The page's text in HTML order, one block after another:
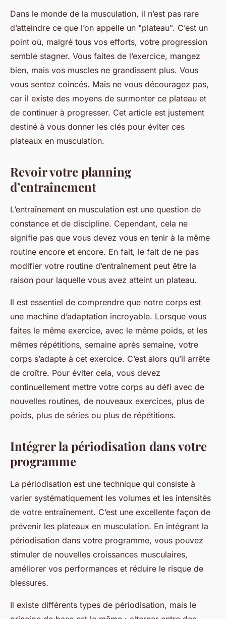
Dans le monde de la musculation, il n’est pas rare
d’atteindre ce que l’on appelle un "plateau". C’est un
point où, malgré tous vos efforts, votre progression
semble stagner. Vous faites de l’exercice, mangez
bien, mais vos muscles ne grandissent plus. Vous
vous sentez coincés. Mais ne vous découragez pas,
car il existe des moyens de surmonter ce plateau et
de continuer à progresser. Cet article est justement
destiné à vous donner les clés pour éviter ces
plateaux en musculation.
Revoir votre planning
d’entraînement
L’entraînement en musculation est une question de
constance et de discipline. Cependant, cela ne
signifie pas que vous devez vous en tenir à la même
routine encore et encore. En fait, le fait de ne pas
modifier votre routine d’entraînement peut être la
raison pour laquelle vous avez atteint un plateau.
Il est essentiel de comprendre que notre corps est
une machine d’adaptation incroyable. Lorsque vous
faites le même exercice, avec le même poids, et les
mêmes répétitions, semaine après semaine, votre
corps s’adapte à cet exercice. C’est alors qu’il arrête
de croître. Pour éviter cela, vous devez
continuellement mettre votre corps au défi avec de
nouvelles routines, de nouveaux exercices, plus de
poids, plus de séries ou plus de répétitions.
Intégrer la périodisation dans votre
programme
La périodisation est une technique qui consiste à
varier systématiquement les volumes et les intensités
de votre entraînement. C’est une excellente façon de
prévenir les plateaux en musculation. En intégrant la
périodisation dans votre programme, vous pouvez
stimuler de nouvelles croissances musculaires,
améliorer vos performances et réduire le risque de
blessures.
Il existe différents types de périodisation, mais le